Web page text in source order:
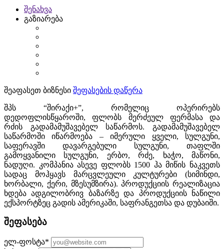
შენახვა
გაზიარება
შეაფასეთ ბიზნესი შეფასების დაწერა
შპს “შირაქი+”, რომელიც ოპერირებს
დედოფლისწყაროში, ფლობს მერძეულ ფერმასა და
რძის გადამამუშავებელ საწარმოს. გადამამუშავებელ
საწარმოში იწარმოება – იმერული ყველი, სულგუნი,
საფერავში დავარგებული სულგუნი, თაფლში
გამოყვანილი სულგუნი, ერბო, რძე, ხაჭო, მაწონი,
ნადუღი. კომპანია ასევე ფლობს 1500 ჰა მიწის ნაკვეთს
სადაც მოჰყავს მარცვლეული კულტურები (სიმინდი,
ხორბალი, ქერი, მზესუმზირა). პროდუქციის რეალიზაცია
ხდება ადგილობრივ ბაზარზე და პროდუქციის ნაწილი
ექსპორტზეც გადის ამერიკაში, საფრანგეთსა და დუბაიში.
შეფასება
ელ-ფოსტა*